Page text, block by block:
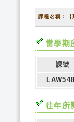
課程名稱：【
當學期
課號
往年所